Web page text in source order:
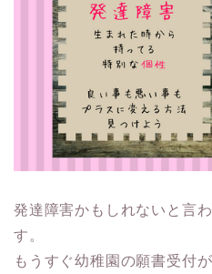
発達障害かもしれないと言
す。
もうすぐ幼稚園の願書受付が